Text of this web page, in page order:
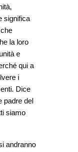
significa
la loro
e
qui a
i
Dice
padre del
siamo
andranno